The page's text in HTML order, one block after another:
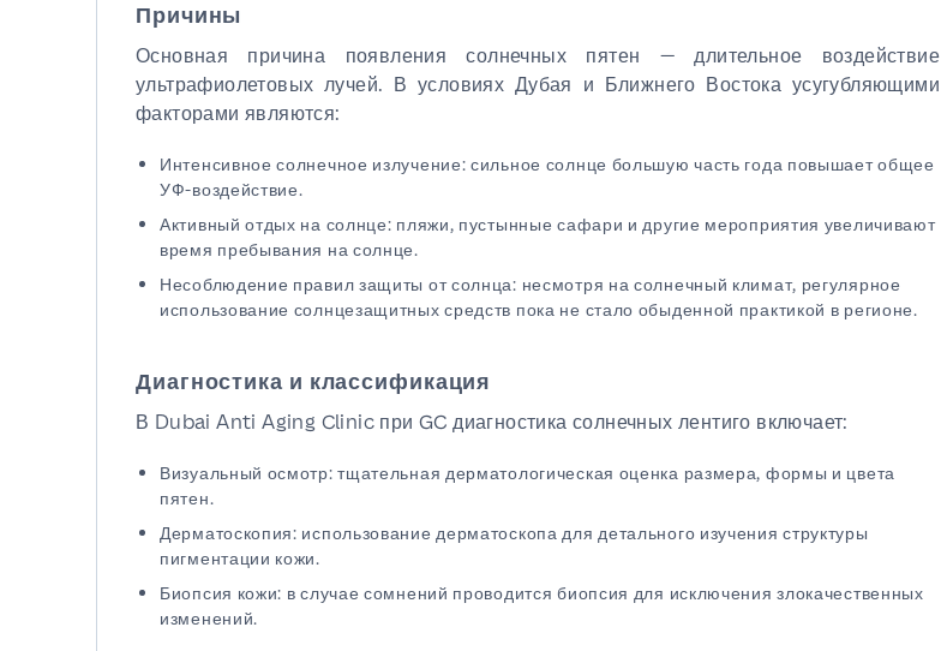
Причины
Основная причина появления солнечных пятен — длительное воздействие
ультрафиолетовых лучей. В условиях Дубая и Ближнего Востока усугубляющими
факторами являются:
Интенсивное солнечное излучение: сильное солнце большую часть года повышает общее
УФ-воздействие.
Активный отдых на солнце: пляжи, пустынные сафари и другие мероприятия увеличивают
время пребывания на солнце.
Несоблюдение правил защиты от солнца: несмотря на солнечный климат, регулярное
использование солнцезащитных средств пока не стало обыденной практикой в регионе.
Диагностика и классификация
В Dubai Anti Aging Clinic при GC диагностика солнечных лентиго включает:
Визуальный осмотр: тщательная дерматологическая оценка размера, формы и цвета
пятен.
Дерматоскопия: использование дерматоскопа для детального изучения структуры
пигментации кожи.
Биопсия кожи: в случае сомнений проводится биопсия для исключения злокачественных
изменений.